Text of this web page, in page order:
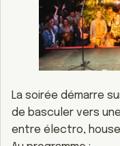
La soirée démarre
de basculer vers
entre électro,